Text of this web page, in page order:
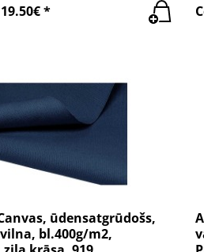
*
ūdensatgrūdošs,
bl.400g/m2,